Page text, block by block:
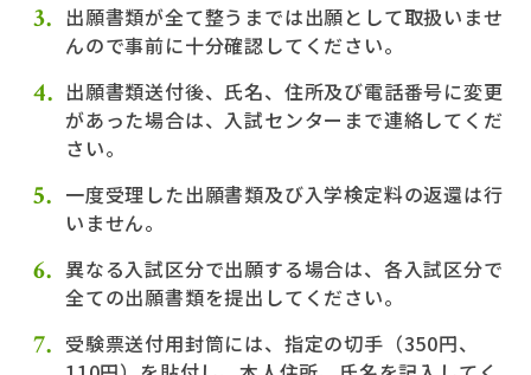
出願書類が全て整うまでは出願として取扱いませ
んので事前に十分確認してください。
出願書類送付後、氏名、住所及び電話番号に変更
があった場合は、入試センターまで連絡してくだ
さい。
一度受理した出願書類及び入学検定料の返還は行
いません。
異なる入試区分で出願する場合は、各入試区分で
全ての出願書類を提出してください。
受験票送付用封筒には、指定の切手（350円、